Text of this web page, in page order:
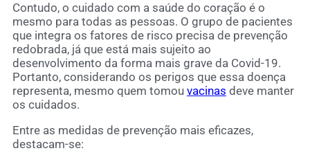
Contudo, o cuidado com a saúde do coração é o
mesmo para todas as pessoas. O grupo de pacientes
que integra os fatores de risco precisa de prevenção
redobrada, já que está mais sujeito ao
desenvolvimento da forma mais grave da Covid-19.
Portanto, considerando os perigos que essa doença
representa, mesmo quem tomou vacinas deve manter
os cuidados.
Entre as medidas de prevenção mais eficazes,
destacam-se: